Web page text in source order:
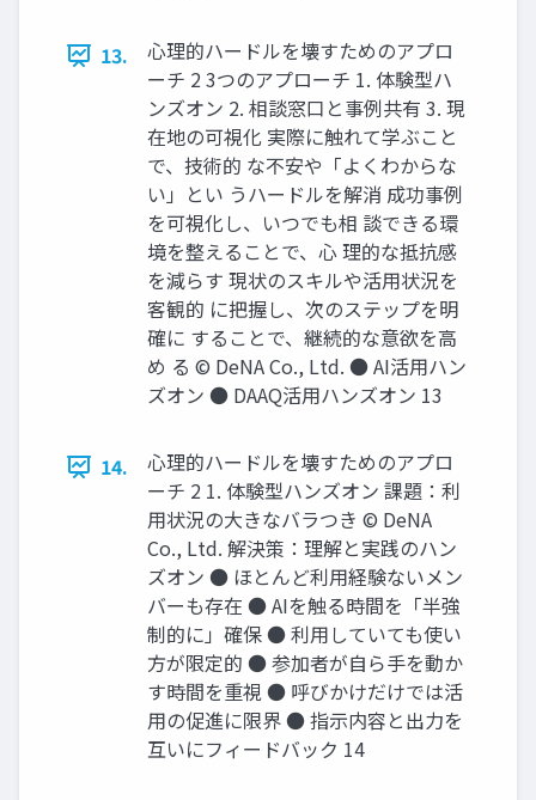
13.
心理的ハードルを壊すためのアプロ
ーチ 2 3つのアプローチ 1. 体験型ハ
ンズオン 2. 相談窓口と事例共有 3. 現
在地の可視化 実際に触れて学ぶこと
で、技術的 な不安や「よくわからな
い」とい うハードルを解消 成功事例
を可視化し、いつでも相 談できる環
境を整えることで、心 理的な抵抗感
を減らす 現状のスキルや活用状況を
客観的 に把握し、次のステップを明
確に することで、継続的な意欲を高
め る © DeNA Co., Ltd. ● AI活用ハン
ズオン ● DAAQ活用ハンズオン 13
14.
心理的ハードルを壊すためのアプロ
ーチ 2 1. 体験型ハンズオン 課題：利
用状況の大きなバラつき © DeNA
Co., Ltd. 解決策：理解と実践のハン
ズオン ● ほとんど利用経験ないメン
バーも存在 ● AIを触る時間を「半強
制的に」確保 ● 利用していても使い
方が限定的 ● 参加者が自ら手を動か
す時間を重視 ● 呼びかけだけでは活
用の促進に限界 ● 指示内容と出力を
互いにフィードバック 14